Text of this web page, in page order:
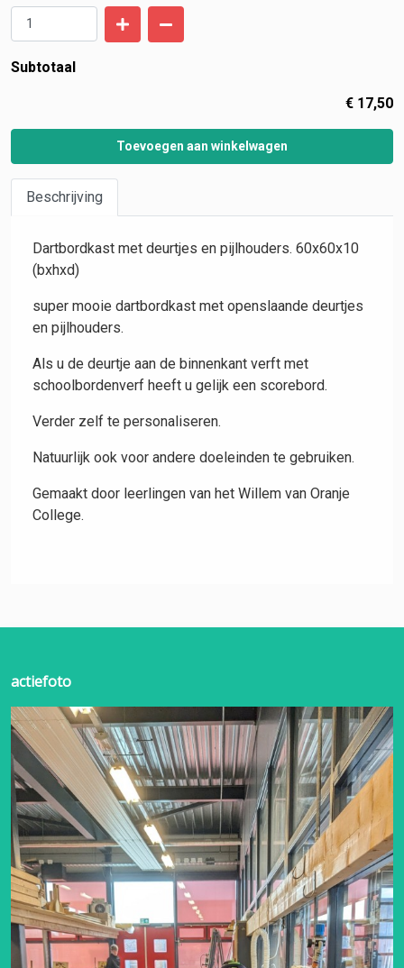
Subtotaal
€ 17,50
Toevoegen aan winkelwagen
Beschrijving
Dartbordkast met deurtjes en pijlhouders. 60x60x10
(bxhxd)
super mooie dartbordkast met openslaande deurtjes
en pijlhouders.
Als u de deurtje aan de binnenkant verft met
schoolbordenverf heeft u gelijk een scorebord.
Verder zelf te personaliseren.
Natuurlijk ook voor andere doeleinden te gebruiken.
Gemaakt door leerlingen van het Willem van Oranje
College.
actiefoto